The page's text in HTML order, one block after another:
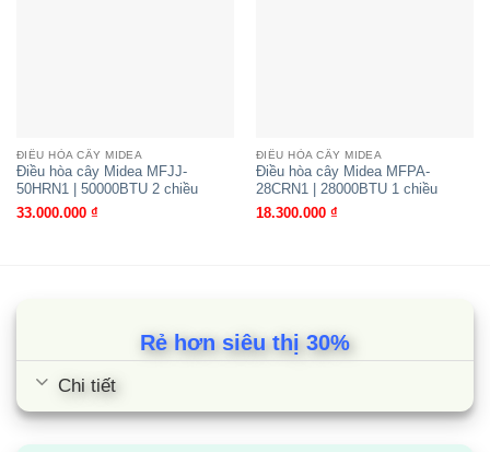
Điều hòa âm trần Midea MCD1-
ĐIỀU HÒA CÂY MIDEA
Điều hòa cây Midea MFJJ-
50HRN1 | 50000BTU 2 chiều
33.000.000 ₫
ĐIỀU HÒA CÂY MIDEA
Điều hòa cây Midea MFPA-
28CRN1 | 28000BTU 1 chiều
18.300.000 ₫
Rẻ hơn siêu thị 30%
Chi tiết